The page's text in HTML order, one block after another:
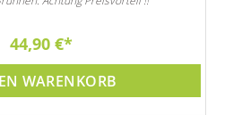
44,90 €
WARENKORB